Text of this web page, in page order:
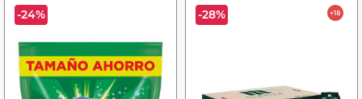
-24% -28%